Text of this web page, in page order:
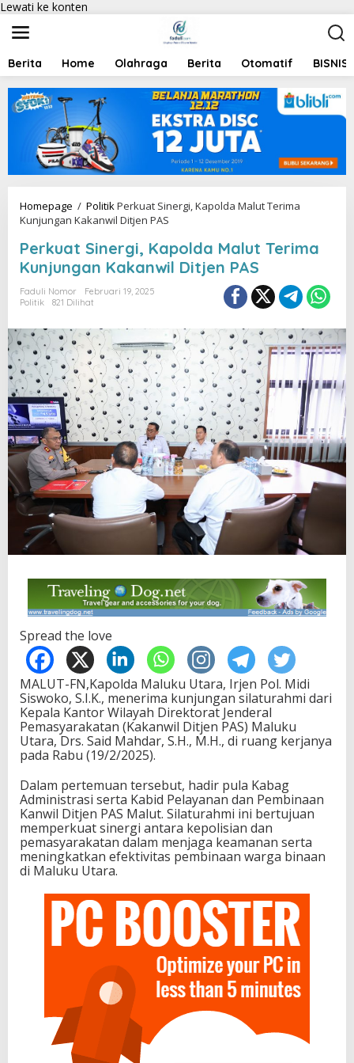
Lewati ke konten
Berita Home Olahraga Berita Otomatif BISNIS
Homepage / PolitikPerkuat Sinergi, Kapolda Malut Terima
Kunjungan Kakanwil Ditjen PAS
Perkuat Sinergi, Kapolda Malut Terima
Kunjungan Kakanwil Ditjen PAS
Faduli Nomor
Februari 19, 2025
Politik
821 Dilihat
Spread the love
MALUT-FN,Kapolda Maluku Utara, Irjen Pol. Midi
Siswoko, S.I.K., menerima kunjungan silaturahmi dari
Kepala Kantor Wilayah Direktorat Jenderal
Pemasyarakatan (Kakanwil Ditjen PAS) Maluku
Utara, Drs. Said Mahdar, S.H., M.H., di ruang kerjanya
pada Rabu (19/2/2025).
Dalam pertemuan tersebut, hadir pula Kabag
Administrasi serta Kabid Pelayanan dan Pembinaan
Kanwil Ditjen PAS Malut. Silaturahmi ini bertujuan
memperkuat sinergi antara kepolisian dan
pemasyarakatan dalam menjaga keamanan serta
meningkatkan efektivitas pembinaan warga binaan
di Maluku Utara.